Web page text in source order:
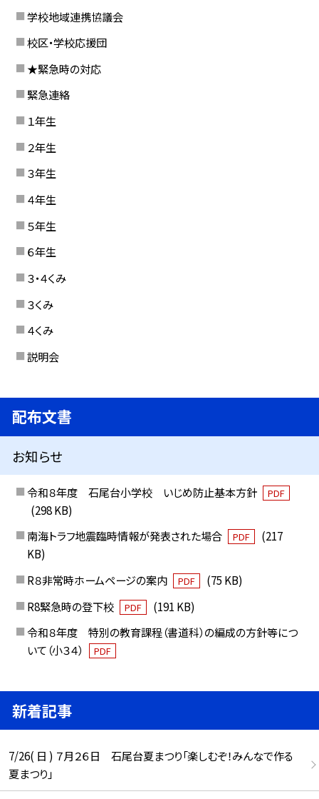
学校地域連携協議会
校区・学校応援団
★緊急時の対応
緊急連絡
１年生
２年生
３年生
４年生
５年生
６年生
３・４くみ
３くみ
４くみ
説明会
配布文書
お知らせ
令和８年度 石尾台小学校 いじめ防止基本方針 PDF
(298 KB)
南海トラフ地震臨時情報が発表された場合
PDF
(217
KB)
R８非常時ホームページの案内
PDF
(75 KB)
R8緊急時の登下校
PDF
(191 KB)
令和８年度 特別の教育課程（書道科）の編成の方針等につ
いて（小３４）
PDF
新着記事
7/26( 日 ) ７月２６日 石尾台夏まつり「楽しむぞ！みんなで作る
夏まつり」